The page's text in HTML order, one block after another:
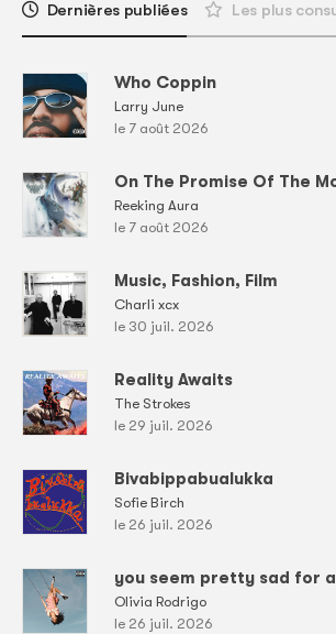
Dernières publiées Les plus
Who Coppin
Larry June
le 7 août 2026
On The Promise Of The
Reeking Aura
le 7 août 2026
Music, Fashion, Film
Charli xcx
le 30 juil. 2026
Reality Awaits
The Strokes
le 29 juil. 2026
Bivabippabualukka
Sofie Birch
le 26 juil. 2026
you seem pretty sad for
Olivia Rodrigo
le 26 juil. 2026